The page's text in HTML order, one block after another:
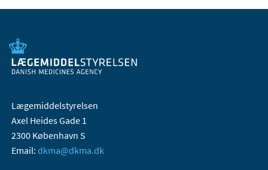
Lægemiddelstyrelsen
Axel Heides Gade 1
2300 København S
Email: dkma@dkma.dk